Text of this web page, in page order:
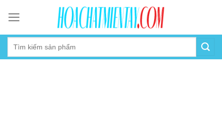
content